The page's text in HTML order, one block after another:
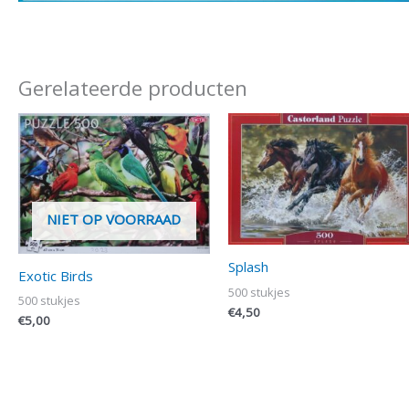
Gerelateerde producten
NIET OP VOORRAAD
Exotic Birds
500 stukjes
€5,00
Splash
500 stukjes
€4,50